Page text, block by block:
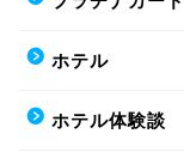
ホテル
ホテル体験談